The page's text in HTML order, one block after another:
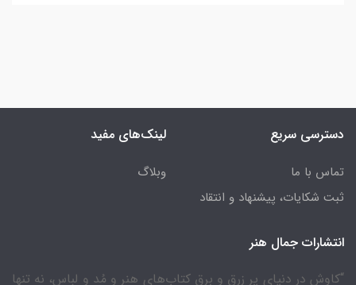
دسترسی سریع
تماس با ما
ثبت شکایات، پیشنهاد و انتقاد
لینک‌های مفید
وبلاگ
انتشارات جمال هنر
“کاوش در دنیای پر زرق و برق کتاب‌های هنر و مُد و لباس، نه تنها